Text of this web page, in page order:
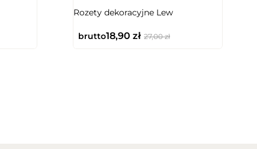
Rozety dekoracyjne Lew
27,00zł
18,90zł
brutto